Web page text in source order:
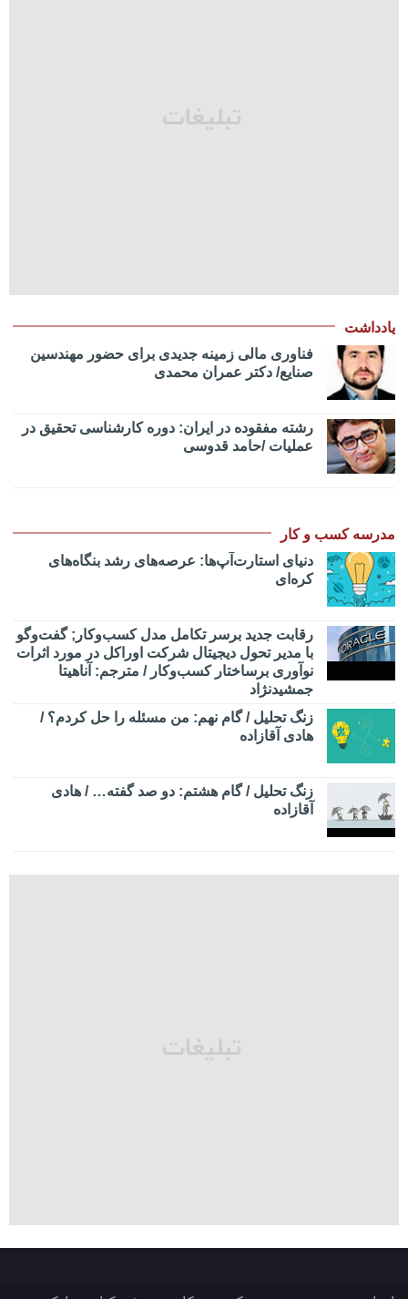
یادداشت
فناوری مالی زمینه جدیدی برای حضور مهندسین
صنایع/ دکتر عمران محمدی
رشته مفقوده در ایران: دوره کارشناسی تحقیق در
عملیات /حامد قدوسی
مدرسه کسب و کار
دنیای استارت‌آپ‌ها: عرصه‌های رشد بنگاه‌های
کره‌ای‌
رقابت جدید برسر تکامل مدل کسب‌و‌کار; گفت‌وگو
با مدیر تحول دیجیتال شرکت اوراکل در مورد اثرات
نوآوری برساختار کسب‌وکار / مترجم: آناهیتا
جمشیدنژاد
زنگ تحلیل / گام نهم: من مسئله را حل کردم؟ /
هادی آقازاده
زنگ تحلیل / گام هشتم: دو صد گفته… / هادی
آقازاده